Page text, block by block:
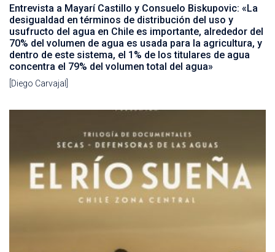
Entrevista a Mayarí Castillo y Consuelo Biskupovic: «La
desigualdad en términos de distribución del uso y
usufructo del agua en Chile es importante, alrededor del
70% del volumen de agua es usada para la agricultura, y
dentro de este sistema, el 1% de los titulares de agua
concentra el 79% del volumen total del agua»
[Diego Carvajal]